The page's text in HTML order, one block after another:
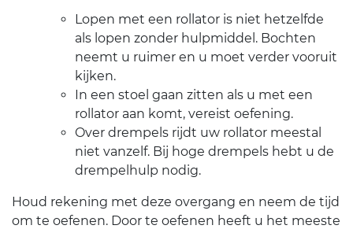
Lopen met een rollator is niet hetzelfde
als lopen zonder hulpmiddel. Bochten
neemt u ruimer en u moet verder vooruit
kijken.
In een stoel gaan zitten als u met een
rollator aan komt, vereist oefening.
Over drempels rijdt uw rollator meestal
niet vanzelf. Bij hoge drempels hebt u de
drempelhulp nodig.
Houd rekening met deze overgang en neem de tijd
om te oefenen. Door te oefenen heeft u het meeste